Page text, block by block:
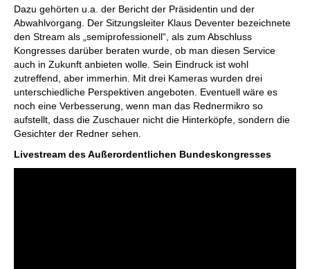
Dazu gehörten u.a. der Bericht der Präsidentin und der
Abwahlvorgang. Der Sitzungsleiter Klaus Deventer bezeichnete
den Stream als „semiprofessionell“, als zum Abschluss
Kongresses darüber beraten wurde, ob man diesen Service
auch in Zukunft anbieten wolle. Sein Eindruck ist wohl
zutreffend, aber immerhin. Mit drei Kameras wurden drei
unterschiedliche Perspektiven angeboten. Eventuell wäre es
noch eine Verbesserung, wenn man das Rednermikro so
aufstellt, dass die Zuschauer nicht die Hinterköpfe, sondern die
Gesichter der Redner sehen.
Livestream des Außerordentlichen Bundeskongresses